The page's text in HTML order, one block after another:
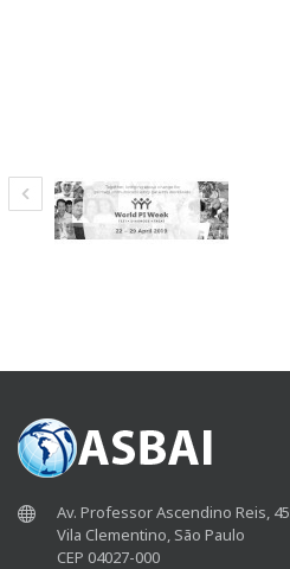
Av. Professor Ascendino Reis,
Vila Clementino, São Paulo
CEP 04027-000